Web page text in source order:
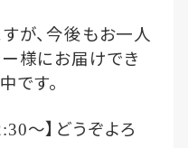
が、今後もお一人
様にお届けでき
です。
～】どうぞよろ